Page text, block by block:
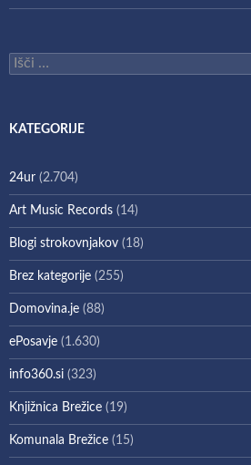
Išči:
KATEGORIJE
24ur (2.704)
Art Music Records (14)
Blogi strokovnjakov (18)
Brez kategorije (255)
Domovina.je (88)
ePosavje (1.630)
info360.si (323)
Knjižnica Brežice (19)
Komunala Brežice (15)